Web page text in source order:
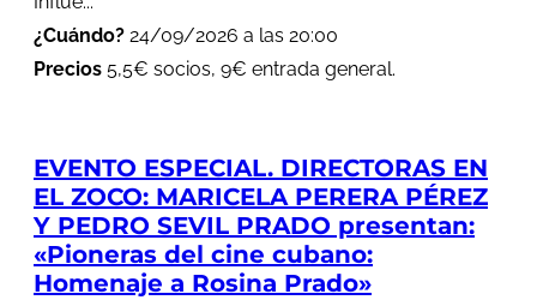
¿Cuándo? 24/09/2026 a las 20:00
Precios 5,5€ socios, 9€ entrada general.
EVENTO ESPECIAL. DIRECTORAS EN
EL ZOCO: MARICELA PERERA PÉREZ
Y PEDRO SEVIL PRADO presentan:
«Pioneras del cine cubano:
Homenaje a Rosina Prado»